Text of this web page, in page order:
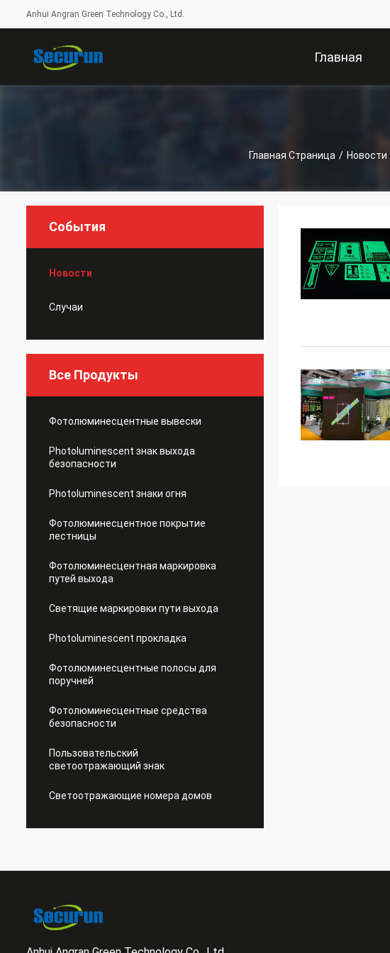
Anhui Angran Green Technology Co., Ltd.
Главная
Главная Страница / Новости
События
Новости
Случаи
Все Продукты
Фотолюминесцентные вывески
Photoluminescent знак выхода
безопасности
Photoluminescent знаки огня
Фотолюминесцентное покрытие
лестницы
Фотолюминесцентная маркировка
путей выхода
Светящие маркировки пути выхода
Photoluminescent прокладка
Фотолюминесцентные полосы для
поручней
Фотолюминесцентные средства
безопасности
Пользовательский
светоотражающий знак
Светоотражающие номера домов